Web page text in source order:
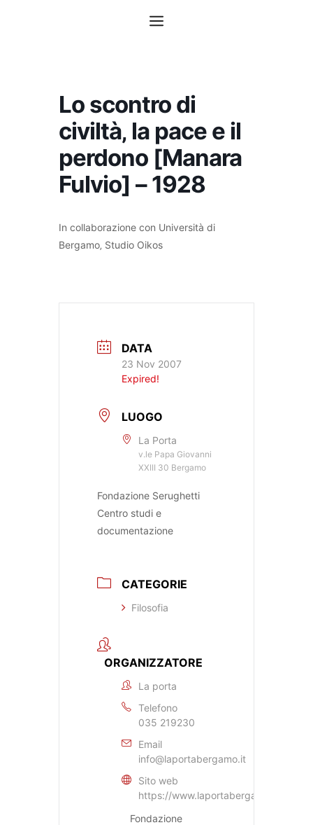
Menu
Lo scontro di
civiltà‚ la pace e il
perdono [Manara
Fulvio] – 1928
In collaborazione con Università di
Bergamo‚ Studio Oikos
DATA
23 Nov 2007
Expired!
LUOGO
La Porta
v.le Papa Giovanni
XXIII 30 Bergamo
Fondazione Serughetti
Centro studi e
documentazione
CATEGORIE
Filosofia
ORGANIZZATORE
La porta
Telefono
035 219230
Email
info@laportabergamo.it
Sito web
https://www.laportabergamo.it
Fondazione